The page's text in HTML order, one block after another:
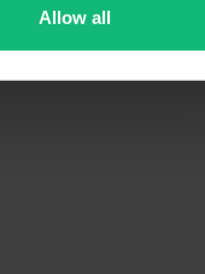
Allow all